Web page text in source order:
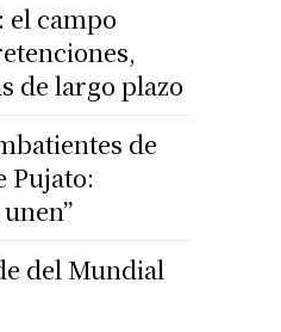
el campo
de largo plazo
de
Pujato:
del Mundial